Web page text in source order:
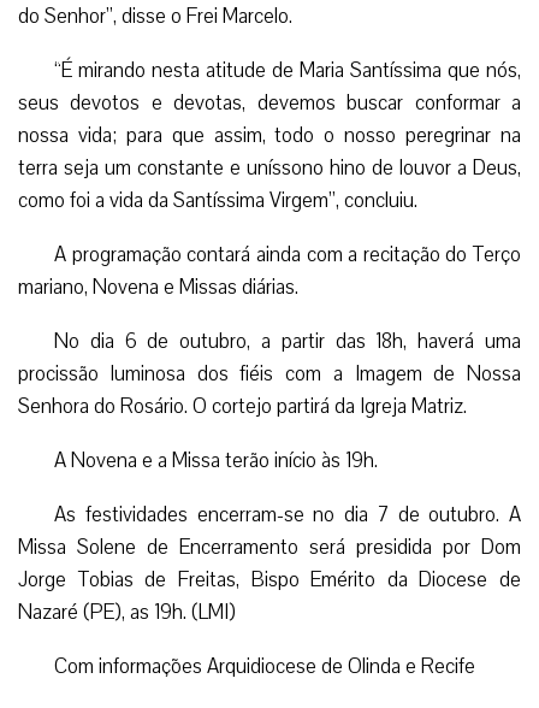
do Senhor”, disse o Frei Marcelo.
“É mirando nesta atitude de Maria Santíssima que nós,
seus devotos e devotas, devemos buscar conformar a
nossa vida; para que assim, todo o nosso peregrinar na
terra seja um constante e uníssono hino de louvor a Deus,
como foi a vida da Santíssima Virgem”, concluiu.
A programação contará ainda com a recitação do Terço
mariano, Novena e Missas diárias.
No dia 6 de outubro, a partir das 18h, haverá uma
procissão luminosa dos fiéis com a Imagem de Nossa
Senhora do Rosário. O cortejo partirá da Igreja Matriz.
A Novena e a Missa terão início às 19h.
As festividades encerram-se no dia 7 de outubro. A
Missa Solene de Encerramento será presidida por Dom
Jorge Tobias de Freitas, Bispo Emérito da Diocese de
Nazaré (PE), as 19h. (LMI)
Com informações Arquidiocese de Olinda e Recife